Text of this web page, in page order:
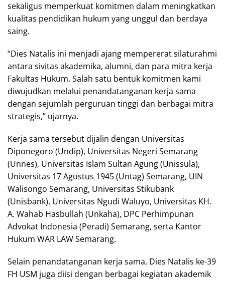
sekaligus memperkuat komitmen dalam meningkatkan
kualitas pendidikan hukum yang unggul dan berdaya
saing.
“Dies Natalis ini menjadi ajang mempererat silaturahmi
antara sivitas akademika, alumni, dan para mitra kerja
Fakultas Hukum. Salah satu bentuk komitmen kami
diwujudkan melalui penandatanganan kerja sama
dengan sejumlah perguruan tinggi dan berbagai mitra
strategis,” ujarnya.
Kerja sama tersebut dijalin dengan Universitas
Diponegoro (Undip), Universitas Negeri Semarang
(Unnes), Universitas Islam Sultan Agung (Unissula),
Universitas 17 Agustus 1945 (Untag) Semarang, UIN
Walisongo Semarang, Universitas Stikubank
(Unisbank), Universitas Ngudi Waluyo, Universitas KH.
A. Wahab Hasbullah (Unkaha), DPC Perhimpunan
Advokat Indonesia (Peradi) Semarang, serta Kantor
Hukum WAR LAW Semarang.
Selain penandatanganan kerja sama, Dies Natalis ke-39
FH USM juga diisi dengan berbagai kegiatan akademik